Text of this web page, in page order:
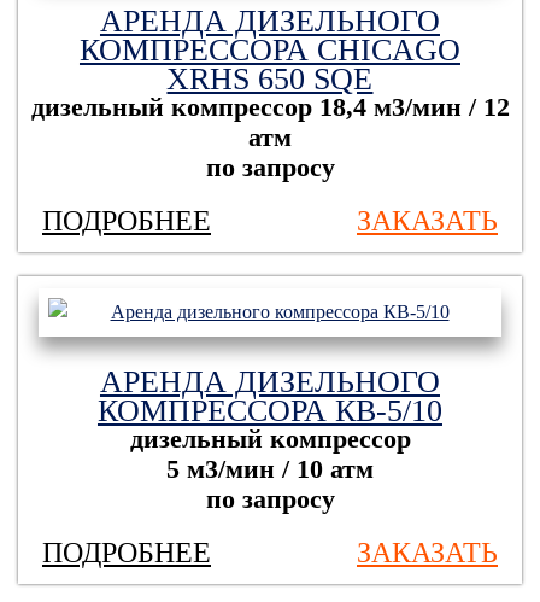
АРЕНДА ДИЗЕЛЬНОГО
КОМПРЕССОРА CHICAGO
ХRHS 650 SQE
дизельный компрессор 18,4 м3/мин / 12
атм
по запросу
ПОДРОБНЕЕ ЗАКАЗАТЬ
АРЕНДА ДИЗЕЛЬНОГО
КОМПРЕССОРА КВ-5/10
дизельный компрессор
5 м3/мин / 10 атм
по запросу
ПОДРОБНЕЕ ЗАКАЗАТЬ